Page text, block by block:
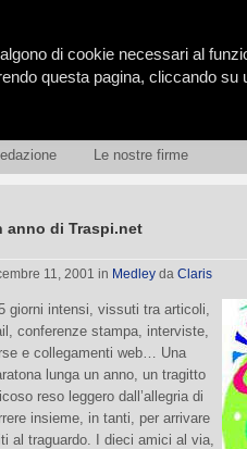
Le nostre firme
anno di Traspi.net
11, 2001 in Medley da Claris
giorni intensi, vissuti tra articoli,
conferenze stampa, interviste,
e collegamenti web… Una
lunga un anno, un tragitto
reso leggero dall’allegria di
insieme, in tanti, per arrivare
al traguardo. I dieci amici al via,
di cookie necessari al
questa pagina, cliccando